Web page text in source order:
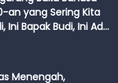
an yang Sering Kita
Ini Bapak Budi, Ini Adik
Menengah,